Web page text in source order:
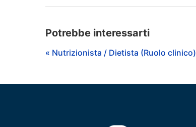
Potrebbe interessarti
« Nutrizionista / Dietista (Ruolo clinico)